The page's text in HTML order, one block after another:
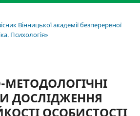
Вінницької академії безперервної
Психологія»
МЕТОДОЛОГІЧНІ
ДОСЛІДЖЕННЯ
ОСОБИСТОСТІ